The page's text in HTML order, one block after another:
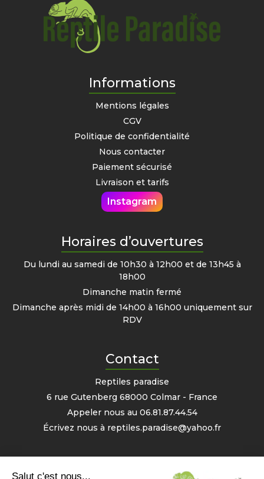
Informations
Mentions légales
CGV
Politique de confidentialité
Nous contacter
Paiement sécurisé
Livraison et tarifs
Instagram
Horaires d’ouvertures
Du lundi au samedi de 10h30 à 12h00 et de 13h45 à
18h00
Dimanche matin fermé
Dimanche après midi de 14h00 à 16h00 uniquement sur
RDV
Contact
Reptiles paradise
6 rue Gutenberg 68000 Colmar - France
Appeler nous au 06.81.87.44.54
Écrivez nous à reptiles.paradise@yahoo.fr